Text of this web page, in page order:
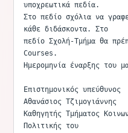
υποχρεωτικά πεδία.
Στο πεδίο σχόλια να
κάθε διδάσκοντα. Στο
πεδίο Σχολή-Τμήμα θα
Courses.
Ημερομηνία έναρξης του
Επιστημονικός υπεύθυνος
Αθανάσιος Τζιμογιάννης
Καθηγητής Τμήματος
Πολιτικής του